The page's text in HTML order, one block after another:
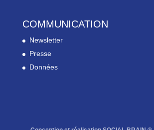
COMMUNICATION
Newsletter
Presse
Données